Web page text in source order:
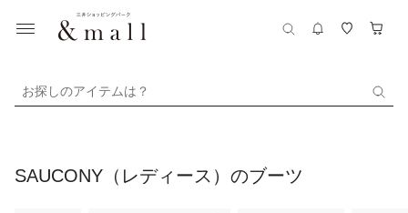
お探しのアイテムは？
SAUCONY（レディース）のブーツ